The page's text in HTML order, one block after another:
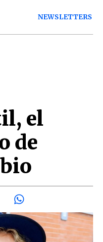
NEWSLETTERS
el
de